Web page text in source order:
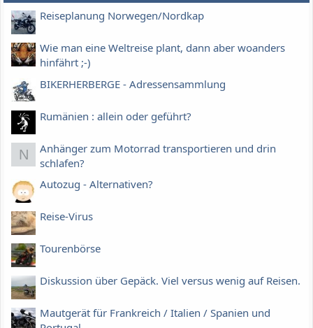
Reiseplanung Norwegen/Nordkap
Wie man eine Weltreise plant, dann aber woanders
hinfährt ;-)
BIKERHERBERGE - Adressensammlung
Rumänien : allein oder geführt?
N
Anhänger zum Motorrad transportieren und drin
schlafen?
Autozug - Alternativen?
Reise-Virus
Tourenbörse
Diskussion über Gepäck. Viel versus wenig auf Reisen.
Mautgerät für Frankreich / Italien / Spanien und